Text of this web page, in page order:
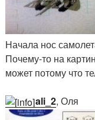
Начала нос
Почему-то на
может потому что
ali_2, Оля